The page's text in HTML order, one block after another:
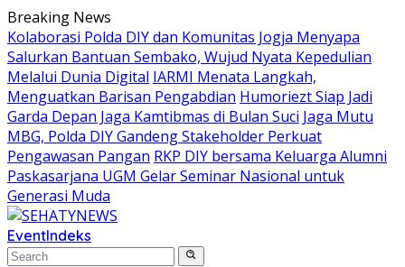
Skip
to
content
Breaking News
Kolaborasi Polda DIY dan Komunitas Jogja Menyapa
Salurkan Bantuan Sembako, Wujud Nyata Kepedulian
Melalui Dunia Digital IARMI Menata Langkah,
Menguatkan Barisan Pengabdian Humoriezt Siap Jadi
Garda Depan Jaga Kamtibmas di Bulan Suci Jaga Mutu
MBG, Polda DIY Gandeng Stakeholder Perkuat
Pengawasan Pangan RKP DIY bersama Keluarga Alumni
Paskasarjana UGM Gelar Seminar Nasional untuk
Generasi Muda
EventIndeks